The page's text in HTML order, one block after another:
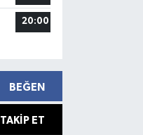
20:00
BEĞEN
TAKIP ET